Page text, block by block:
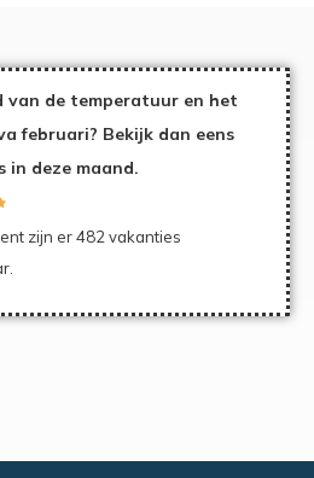
van de temperatuur en het
februari? Bekijk dan eens
in deze maand.
zijn er 482 vakanties